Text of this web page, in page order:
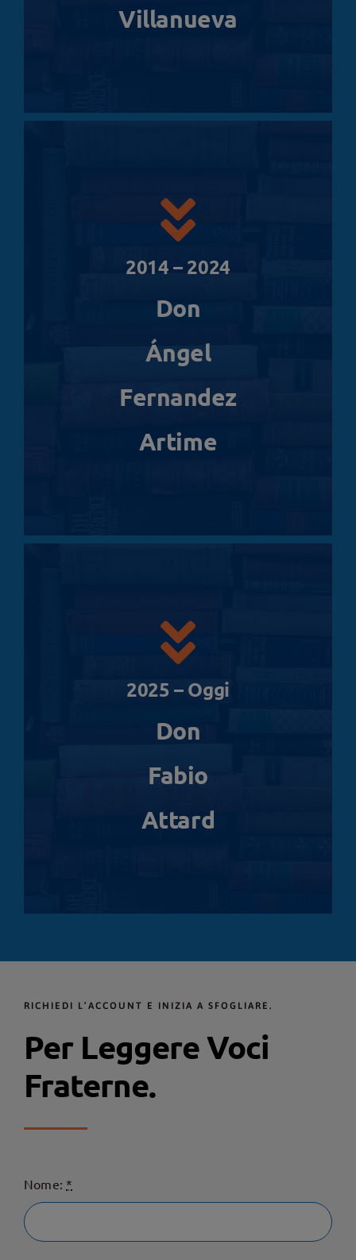
Villanueva
2014 – 2024
Don
Ángel
Fernandez
Artime
2025 – Oggi
Don
Fabio
Attard
RICHIEDI L’ACCOUNT E INIZIA A SFOGLIARE.
Per Leggere Voci
Fraterne.
Nome: *